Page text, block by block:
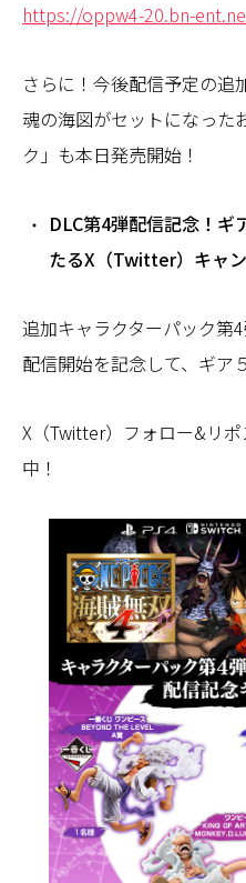
https://oppw4-20.bn-
さらに！今後配信予定の追
魂の海図がセットになった
ク」も本日発売開始！
DLC第4弾配信記念！ギ
たるX（Twitter）キャン
追加キャラクターパック第
配信開始を記念して、ギア
X（Twitter）フォロー&リ
中！